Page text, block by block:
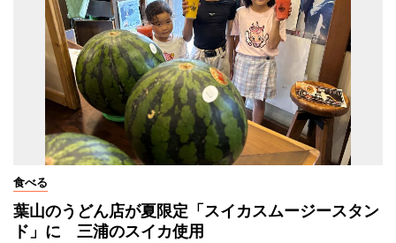
食べる
葉山のうどん店が夏限定「スイカスムージースタン
ド」に 三浦のスイカ使用